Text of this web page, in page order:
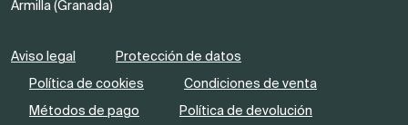
Armilla (Granada)
Aviso legal
Protección de datos
Política de cookies
Condiciones de venta
Métodos de pago
Política de devolución